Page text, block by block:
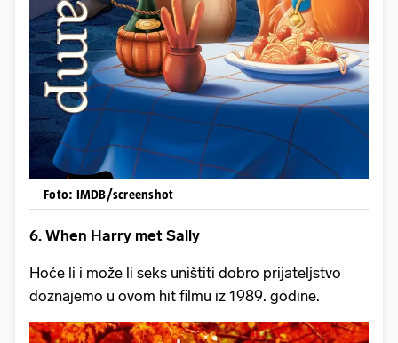
Foto: IMDB/screenshot
6. When Harry met Sally
Hoće li i može li seks uništiti dobro prijateljstvo
doznajemo u ovom hit filmu iz 1989. godine.